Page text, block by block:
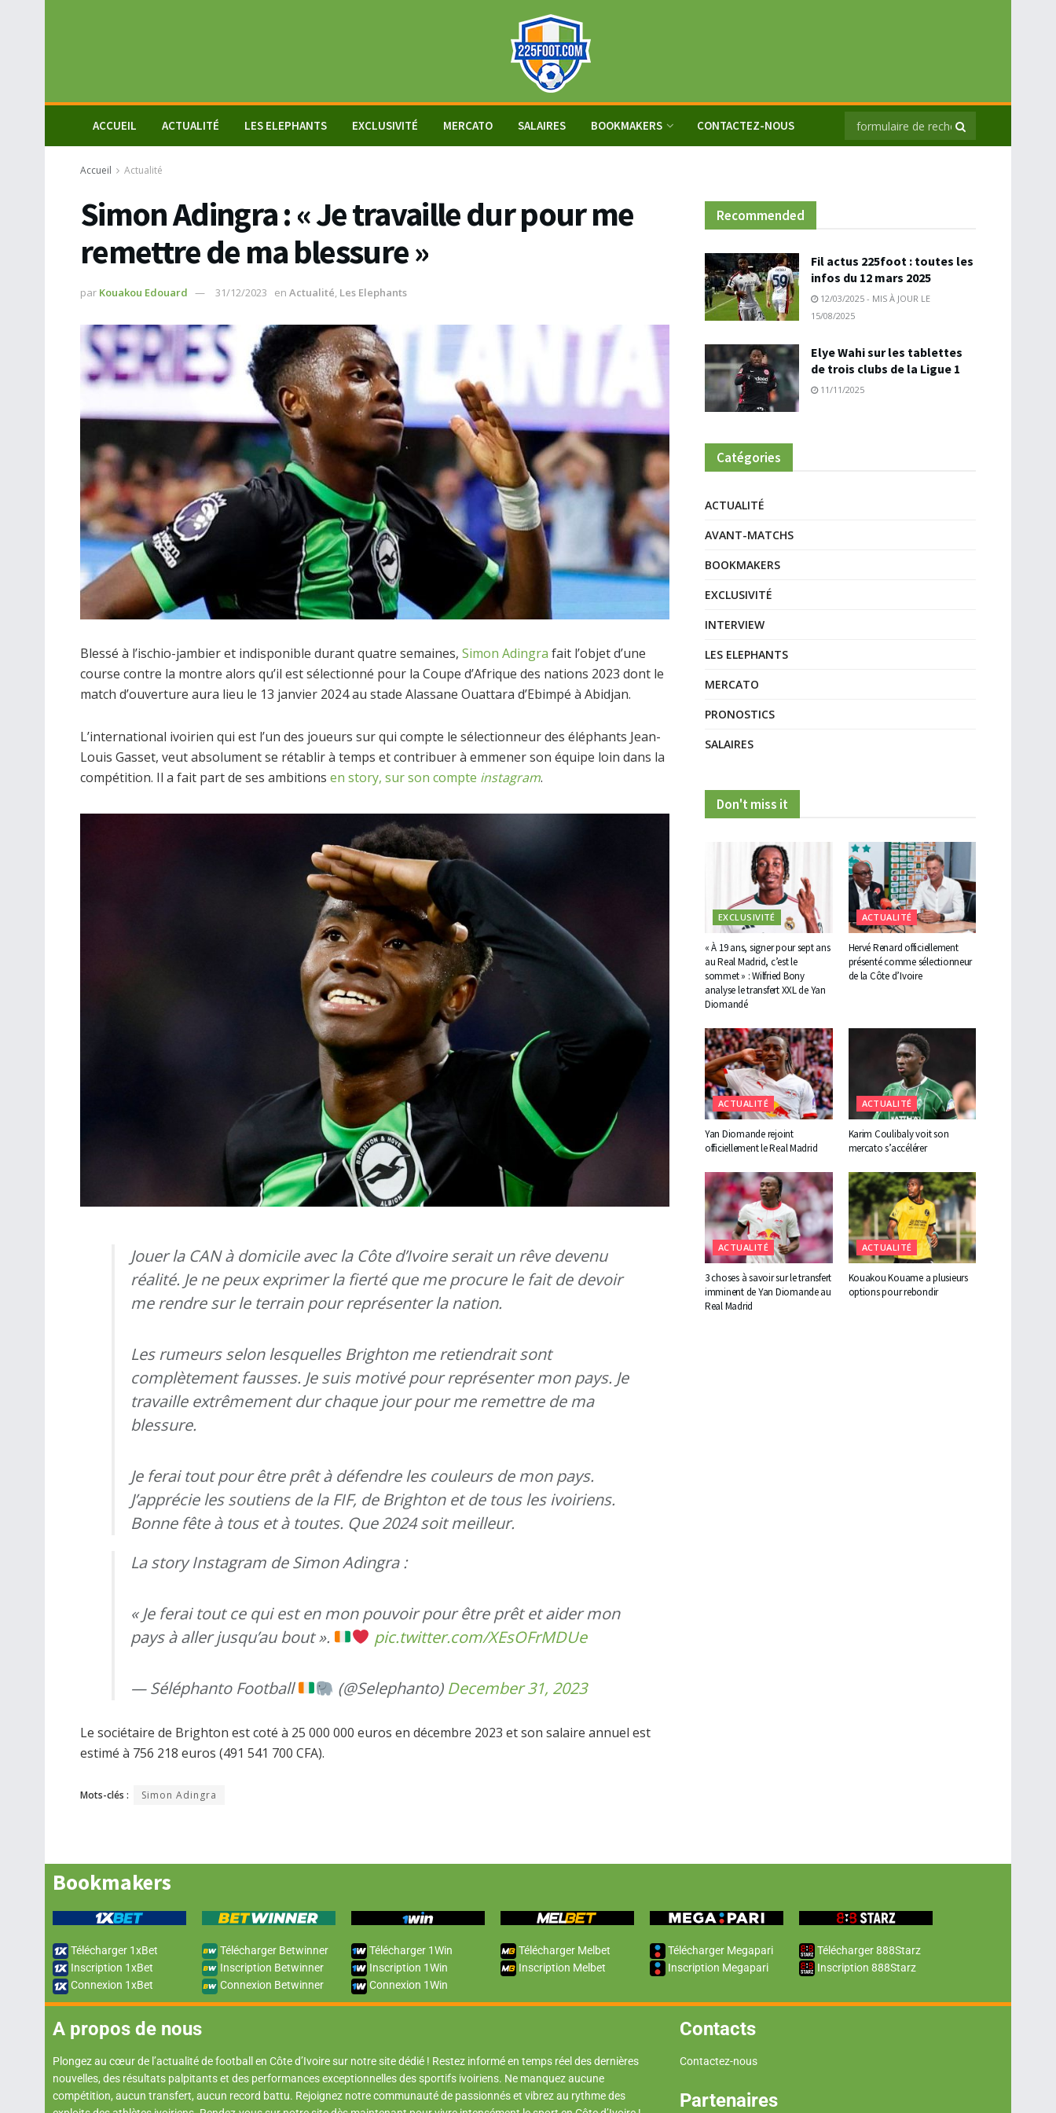
ACCUEIL ACTUALITÉ LES ELEPHANTS EXCLUSIVITÉ MERCATO SALAIRES BOOKMAKERS CONTACTEZ-NOUS
Accueil Actualité
Simon Adingra : « Je travaille dur pour me
remettre de ma blessure »
par Kouakou Edouard 31/12/2023 en Actualité, Les Elephants
Blessé à l’ischio-jambier et indisponible durant quatre semaines, Simon Adingra fait l’objet d’une
course contre la montre alors qu’il est sélectionné pour la Coupe d’Afrique des nations 2023 dont le
match d’ouverture aura lieu le 13 janvier 2024 au stade Alassane Ouattara d’Ebimpé à Abidjan.
L’international ivoirien qui est l’un des joueurs sur qui compte le sélectionneur des éléphants Jean-
Louis Gasset, veut absolument se rétablir à temps et contribuer à emmener son équipe loin dans la
compétition. Il a fait part de ses ambitions en story, sur son compte instagram.
Jouer la CAN à domicile avec la Côte d’Ivoire serait un rêve devenu
réalité. Je ne peux exprimer la fierté que me procure le fait de devoir
me rendre sur le terrain pour représenter la nation.
Les rumeurs selon lesquelles Brighton me retiendrait sont
complètement fausses. Je suis motivé pour représenter mon pays. Je
travaille extrêmement dur chaque jour pour me remettre de ma
blessure.
Je ferai tout pour être prêt à défendre les couleurs de mon pays.
J’apprécie les soutiens de la FIF, de Brighton et de tous les ivoiriens.
Bonne fête à tous et à toutes. Que 2024 soit meilleur.
La story Instagram de Simon Adingra :
« Je ferai tout ce qui est en mon pouvoir pour être prêt et aider mon
pays à aller jusqu’au bout ».
pic.twitter.com/XEsOFrMDUe
— Séléphanto Football (@Selephanto) December 31, 2023
Le sociétaire de Brighton est coté à 25 000 000 euros en décembre 2023 et son salaire annuel est
estimé à 756 218 euros (491 541 700 CFA).
Mots-clés : Simon Adingra
Recommended
Fil actus 225foot : toutes les
infos du 12 mars 2025
12/03/2025 - MIS À JOUR LE
15/08/2025
Elye Wahi sur les tablettes
de trois clubs de la Ligue 1
11/11/2025
Catégories
ACTUALITÉ
AVANT-MATCHS
BOOKMAKERS
EXCLUSIVITÉ
INTERVIEW
LES ELEPHANTS
MERCATO
PRONOSTICS
SALAIRES
Don't miss it
EXCLUSIVITÉ
« À 19 ans, signer pour sept ans
au Real Madrid, c’est le
sommet » : Wilfried Bony
analyse le transfert XXL de Yan
Diomandé
ACTUALITÉ
Hervé Renard officiellement
présenté comme sélectionneur
de la Côte d’Ivoire
ACTUALITÉ
Yan Diomande rejoint
officiellement le Real Madrid
ACTUALITÉ
Karim Coulibaly voit son
mercato s’accélérer
ACTUALITÉ
3 choses à savoir sur le transfert
imminent de Yan Diomande au
Real Madrid
ACTUALITÉ
Kouakou Kouame a plusieurs
options pour rebondir
Bookmakers
Télécharger 1xBet
Inscription 1xBet
Connexion 1xBet
Télécharger Betwinner
Inscription Betwinner
Connexion Betwinner
Télécharger 1Win
Inscription 1Win
Connexion 1Win
Télécharger Melbet
Inscription Melbet
Télécharger Megapari
Inscription Megapari
Télécharger 888Starz
Inscription 888Starz
A propos de nous
Plongez au cœur de l’actualité de football en Côte d’Ivoire sur notre site dédié ! Restez informé en temps réel des dernières
nouvelles, des résultats palpitants et des performances exceptionnelles des sportifs ivoiriens. Ne manquez aucune
compétition, aucun transfert, aucun record battu. Rejoignez notre communauté de passionnés et vibrez au rythme des
Contacts
Contactez-nous
Partenaires